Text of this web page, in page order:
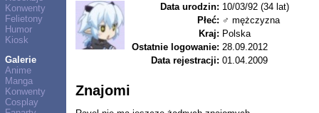
Konwenty
Felietony
Humor
Kiosk
Galerie
Anime
Manga
Konwenty
Cosplay
Data urodzin: 10/03/92 (34 lat)
Płeć: ♂ mężczyzna
Kraj: Polska
Ostatnie logowanie: 28.09.2012
Data rejestracji: 01.04.2009
Znajomi